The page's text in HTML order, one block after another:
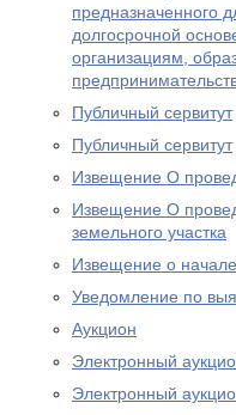
предназначенного
долгосрочной
организациям,
Публичный сервитут
Публичный сервитут
Извещение О
Извещение О
земельного участка
Извещение о
Уведомление по
Аукцион
Электронный
Электронный